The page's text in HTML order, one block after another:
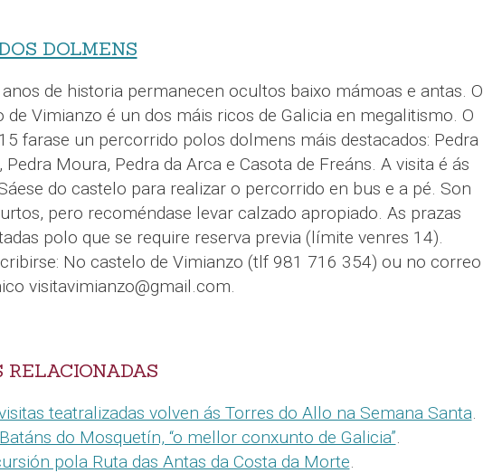
DOLMENS
de historia permanecen ocultos baixo mámoas e antas. O
de Vimianzo é un dos máis ricos de Galicia en megalitismo. O
farase un percorrido polos dolmens máis destacados: Pedra
Pedra Moura, Pedra da Arca e Casota de Freáns. A visita é ás
do castelo para realizar o percorrido en bus e a pé. Son
pero recoméndase levar calzado apropiado. As prazas
polo que se require reserva previa (límite venres 14).
No castelo de Vimianzo (tlf 981 716 354) ou no correo
visitavimianzo@gmail.com.
RELACIONADAS
teatralizadas volven ás Torres do Allo na Semana Santa.
do Mosquetín, “o mellor conxunto de Galicia”.
pola Ruta das Antas da Costa da Morte.